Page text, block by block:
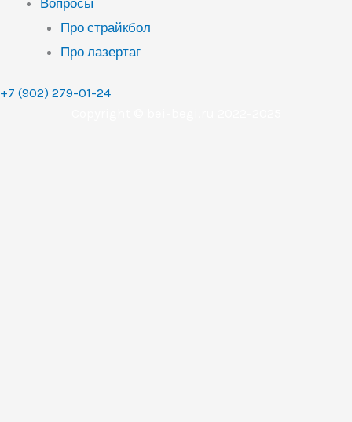
Про страйкбол
Про лазертаг
+7 (902) 279-01-24